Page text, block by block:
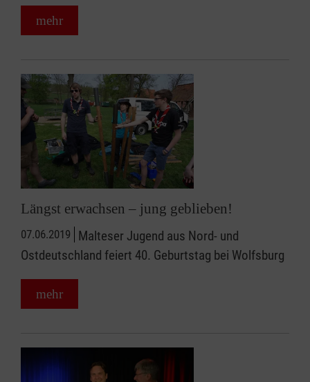
mehr
Längst erwachsen – jung geblieben!
07.06.2019
Malteser Jugend aus Nord- und
Ostdeutschland feiert 40. Geburtstag bei Wolfsburg
mehr